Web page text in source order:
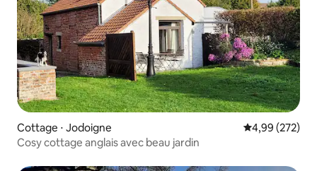
Cottage ⋅ Jodoigne Évaluation
4,99 (272)
Cosy cottage anglais avec beau jardin